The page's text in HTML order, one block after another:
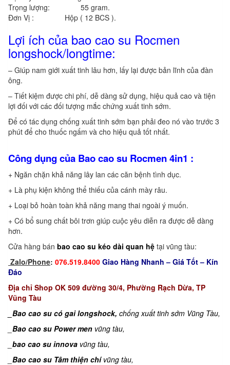
Trọng lượng: 55 gram.
Đơn Vị : Hộp ( 12 BCS ).
Lợi ích của bao cao su Rocmen
longshock/longtime:
– Giúp nam giới xuất tinh lâu hơn, lấy lại được bản lĩnh của đàn
ông.
– Tiết kiệm được chi phí, dễ dàng sử dụng, hiệu quả cao và tiện
lợi đối với các đối tượng mắc chứng xuất tinh sớm.
Để có tác dụng chống xuất tinh sớm bạn phải đeo nó vào trước 3
phút để cho thuốc ngấm và cho hiệu quả tốt nhất.
Công dụng của Bao cao su Rocmen 4in1 :
+ Ngăn chặn khả năng lây lan các căn bệnh tình dục.
+ Là phụ kiện không thể thiếu của cánh mày râu.
+ Loại bỏ hoàn toàn khả năng mang thai ngoài ý muốn.
+ Có bổ sung chất bôi trơn giúp cuộc yêu diễn ra được dễ dàng
hơn.
Cửa hàng bán bao cao su kéo dài quan hệ tại vũng tàu:
Zalo/Phone: 076.519.8400 Giao Hàng Nhanh – Giá Tốt – Kín
Đáo
Địa chỉ Shop OK 509 đường 30/4, Phường Rạch Dừa, TP
Vũng Tàu
_Bao cao su có gai longshock, chống xuất tinh sớm Vũng Tàu,
Bao cao su Power men vũng tàu,
bao cao su innova vũng tàu,
Bao cao su Tâm thiện chívũng tàu,